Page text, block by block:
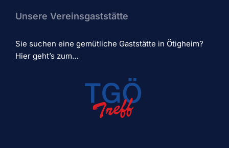
Unsere Vereinsgaststätte
Sie suchen eine gemütliche Gaststätte in Ötigheim?
Hier geht’s zum…